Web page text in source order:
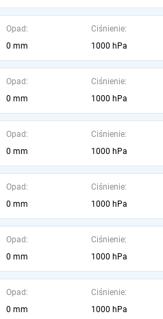
Opad:
0 mm
Ciśnienie:
1000 hPa
Opad:
0 mm
Ciśnienie:
1000 hPa
Opad:
0 mm
Ciśnienie:
1000 hPa
Opad:
0 mm
Ciśnienie:
1000 hPa
Opad:
0 mm
Ciśnienie:
1000 hPa
Opad:
0 mm
Ciśnienie:
1000 hPa